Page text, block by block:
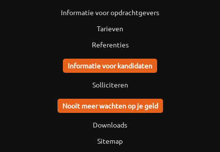
Informatie voor opdrachtgevers
Tarieven
Referenties
Informatie voor kandidaten
Solliciteren
Nooit meer wachten op je geld
Downloads
Sitemap